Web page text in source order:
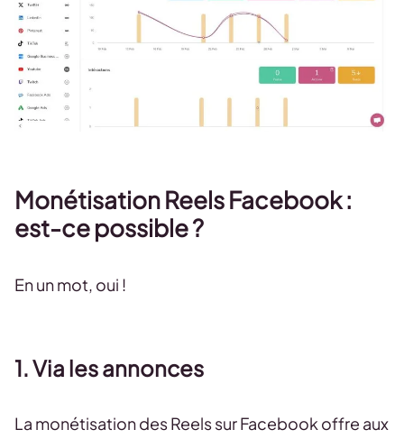
Monétisation Reels Facebook :
est-ce possible ?
En un mot, oui !
1. Via les annonces
La monétisation des Reels sur Facebook offre aux